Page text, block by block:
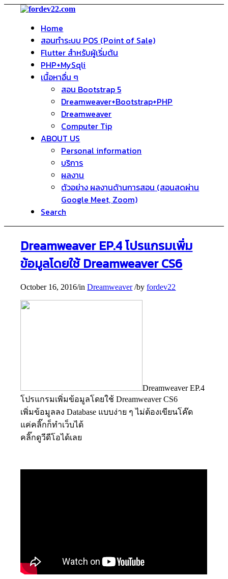
Home
สอนทำระบบ POS (Point of Sale)
Flutter สำหรับผู้เริ่มต้น
PHP+MySqli
เนื้อหาอื่น ๆ
สอน Bootstrap 5
Dreamweaver+Bootstrap+PHP
Dreamweaver
Computer Tip
ABOUT US
Personal information
บริการ
ผลงาน
ตัวอย่าง ผลงานด้านการสอน (สอนสดผ่าน
Google Meet, Zoom)
Search
Dreamweaver EP.4 โปรแกรมเพิ่ม
ข้อมูลโดยใช้ Dreamweaver CS6
October 16, 2016/inDreamweaver /byfordev22
Dreamweaver EP.4
โปรแกรมเพิ่มข้อมูลโดยใช้ Dreamweaver CS6
เพิ่มข้อมูลลง Database แบบง่าย ๆ ไม่ต้องเขียนโค๊ด
แค่คลิ๊กก็ทำเว็บได้
คลิ๊กดูวีดีโอได้เลย